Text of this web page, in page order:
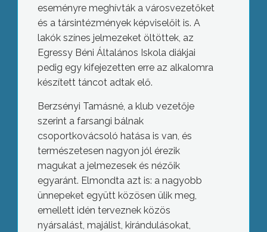
eseményre meghívták a városvezetőket
és a társintézmények képviselőit is. A
lakók színes jelmezeket öltöttek, az
Egressy Béni Általános Iskola diákjai
pedig egy kifejezetten erre az alkalomra
készített táncot adtak elő.
Berzsényi Tamásné, a klub vezetője
szerint a farsangi bálnak
csoportkovácsoló hatása is van, és
természetesen nagyon jól érezik
magukat a jelmezesek és nézőik
egyaránt. Elmondta azt is: a nagyobb
ünnepeket együtt közösen ülik meg,
emellett idén terveznek közös
nyársalást, majálist, kirándulásokat,